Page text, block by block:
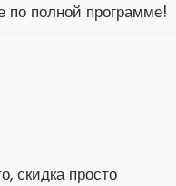
по полной программе!
скидка просто